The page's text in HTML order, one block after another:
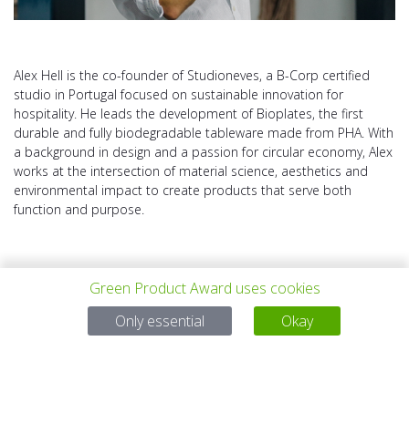
Alex Hell is the co-founder of Studioneves, a B-Corp certified
studio in Portugal focused on sustainable innovation for
hospitality. He leads the development of Bioplates, the first
durable and fully biodegradable tableware made from PHA. With
a background in design and a passion for circular economy, Alex
works at the intersection of material science, aesthetics and
environmental impact to create products that serve both
function and purpose.
VORHERIGES ALLE PROJEKTE NÄCHSTES
Green Product Award uses cookies
Only essential
Okay